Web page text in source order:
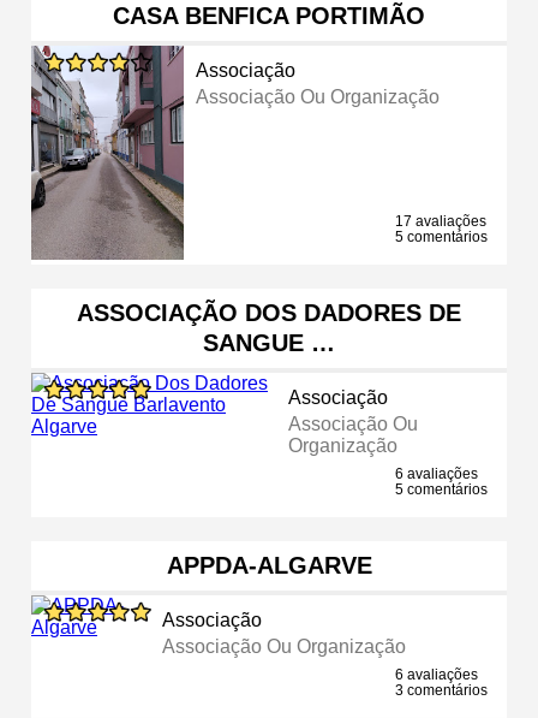
CASA BENFICA PORTIMÃO
Associação
Associação Ou Organização
17 avaliações
5 comentários
ASSOCIAÇÃO DOS DADORES DE
SANGUE …
Associação
Associação Ou
Organização
6 avaliações
5 comentários
APPDA-ALGARVE
Associação
Associação Ou Organização
6 avaliações
3 comentários